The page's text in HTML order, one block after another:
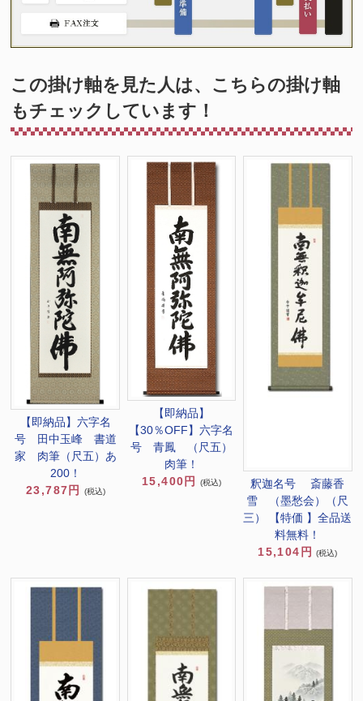
この掛け軸を見た人は、こちらの掛け軸
もチェックしています！
【即納品】六字名
号 田中玉峰 書道
家 肉筆（尺五）あ
200！
23,787円
(税込)
【即納品】
【30％OFF】六字名
号 青鳳 （尺五）
肉筆！
15,400円
(税込)
釈迦名号 斎藤香
雪 （墨愁会）（尺
三） 【特価 】全品送
料無料！
15,104円
(税込)